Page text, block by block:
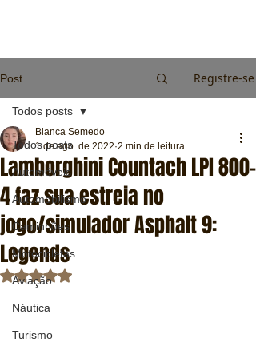
Post Registre-se
Todos posts
Automóveis
Automobilismo
Caminhões
Motocicletas
Aviação
Náutica
Turismo
Todos posts
Lamborghini Countach LPI 800-
4 faz sua estreia no
jogo/simulador Asphalt 9:
Legends
Bianca Semedo
1 de ago. de 2022 2 min de leitura
Avaliado com NaN de 5 estrelas.